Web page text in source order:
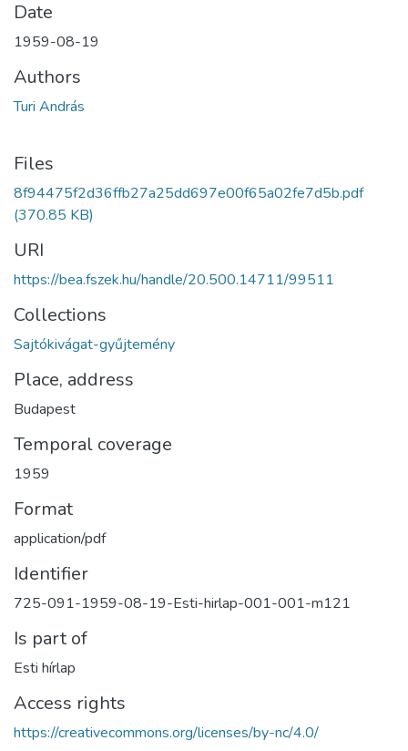
Date
1959-08-19
Authors
Turi András
Files
8f94475f2d36ffb27a25dd697e00f65a02fe7d5b.pdf
(370.85 KB)
URI
https://bea.fszek.hu/handle/20.500.14711/99511
Collections
Sajtókivágat-gyűjtemény
Place, address
Budapest
Temporal coverage
1959
Format
application/pdf
Identifier
725-091-1959-08-19-Esti-hirlap-001-001-m121
Is part of
Esti hírlap
Access rights
https://creativecommons.org/licenses/by-nc/4.0/